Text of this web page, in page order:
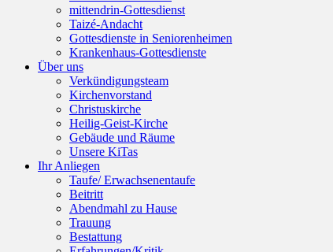
mittendrin-Gottesdienst
Taizé-Andacht
Gottesdienste in Seniorenheimen
Krankenhaus-Gottesdienste
Über uns
Verkündigungsteam
Kirchenvorstand
Christuskirche
Heilig-Geist-Kirche
Gebäude und Räume
Unsere KiTas
Ihr Anliegen
Taufe/ Erwachsenentaufe
Beitritt
Abendmahl zu Hause
Trauung
Bestattung